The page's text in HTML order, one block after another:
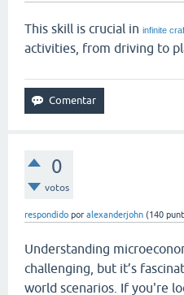
This skill is crucial in infinite
activities, from driving to
0
votos
respondido por alexanderjohn (140
Understanding
challenging, but it’s
world scenarios. If you're